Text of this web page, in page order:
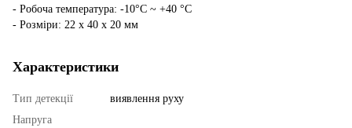
- Робоча температура: -10°C ~ +40 °C
- Розміри: 22 х 40 х 20 мм
Характеристики
Тип детекції
виявлення руху
Напруга